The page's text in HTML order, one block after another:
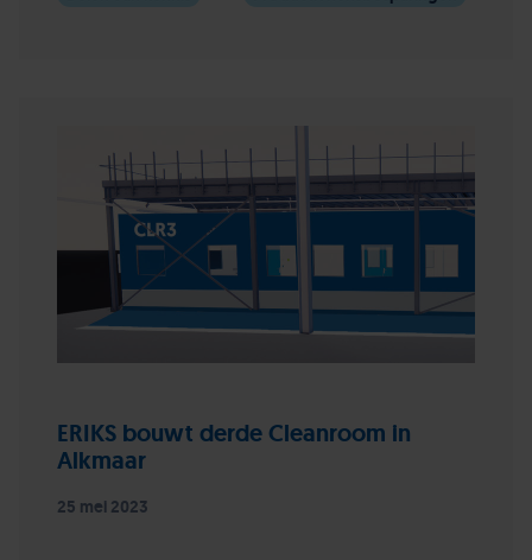
ERIKS bouwt derde Cleanroom in
Alkmaar
25 mei 2023